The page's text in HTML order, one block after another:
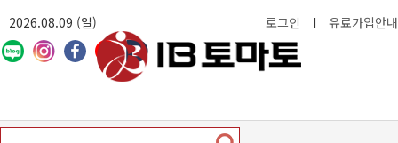
2026.08.09 (일) 로그인 I 유료가입안내